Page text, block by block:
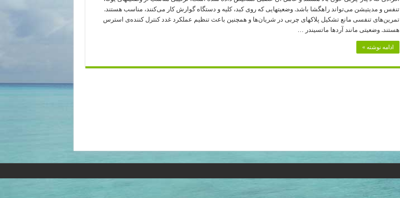
تنفس و مدیتیشن می‌تواند راهگشا باشد. وضعیتهایی که روی کبد، کلیه و دستگاه گوارش کار می‌کنند، مناسب هستند.
تمرین‌های تنفسی مانع تشکیل پلاکهای چربی در شریان‌ها و همچنین باعث تنظیم عملکرد غدد کنترل کننده‌ی استرس
هستند. وضعیتی مانند آردها ماتسیندر …
ادامه نوشته »